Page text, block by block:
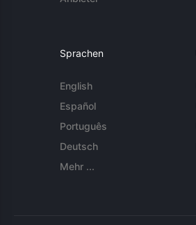
Sprachen
English
Español
Português
Deutsch
Mehr ...